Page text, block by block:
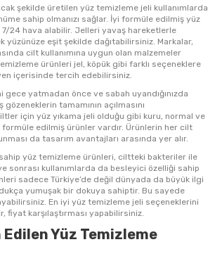
şekilde üretilen yüz temizleme jeli kullanımlarda
sahip olmanızı sağlar. İyi formüle edilmiş yüz
7/24 hava alabilir. Jelleri yavaş hareketlerle
yüzünüze eşit şekilde dağıtabilirsiniz. Markalar,
cilt kullanımına uygun olan malzemeler
ürünleri jel, köpük gibi farklı seçeneklere
içerisinde tercih edebilirsiniz.
gece yatmadan önce ve sabah uyandığınızda
gözeneklerin tamamının açılmasını
için yüz yıkama jeli olduğu gibi kuru, normal ve
edilmiş ürünler vardır. Ürünlerin her cilt
da tasarım avantajları arasında yer alır.
yüz temizleme ürünleri, ciltteki bakteriler ile
sonrası kullanımlarda da besleyici özelliği sahip
sadece Türkiye’de değil dünyada da büyük ilgi
yumuşak bir dokuya sahiptir. Bu sayede
En iyi yüz temizleme jeli seçeneklerini
fiyat karşılaştırması yapabilirsiniz.
Edilen Yüz Temizleme